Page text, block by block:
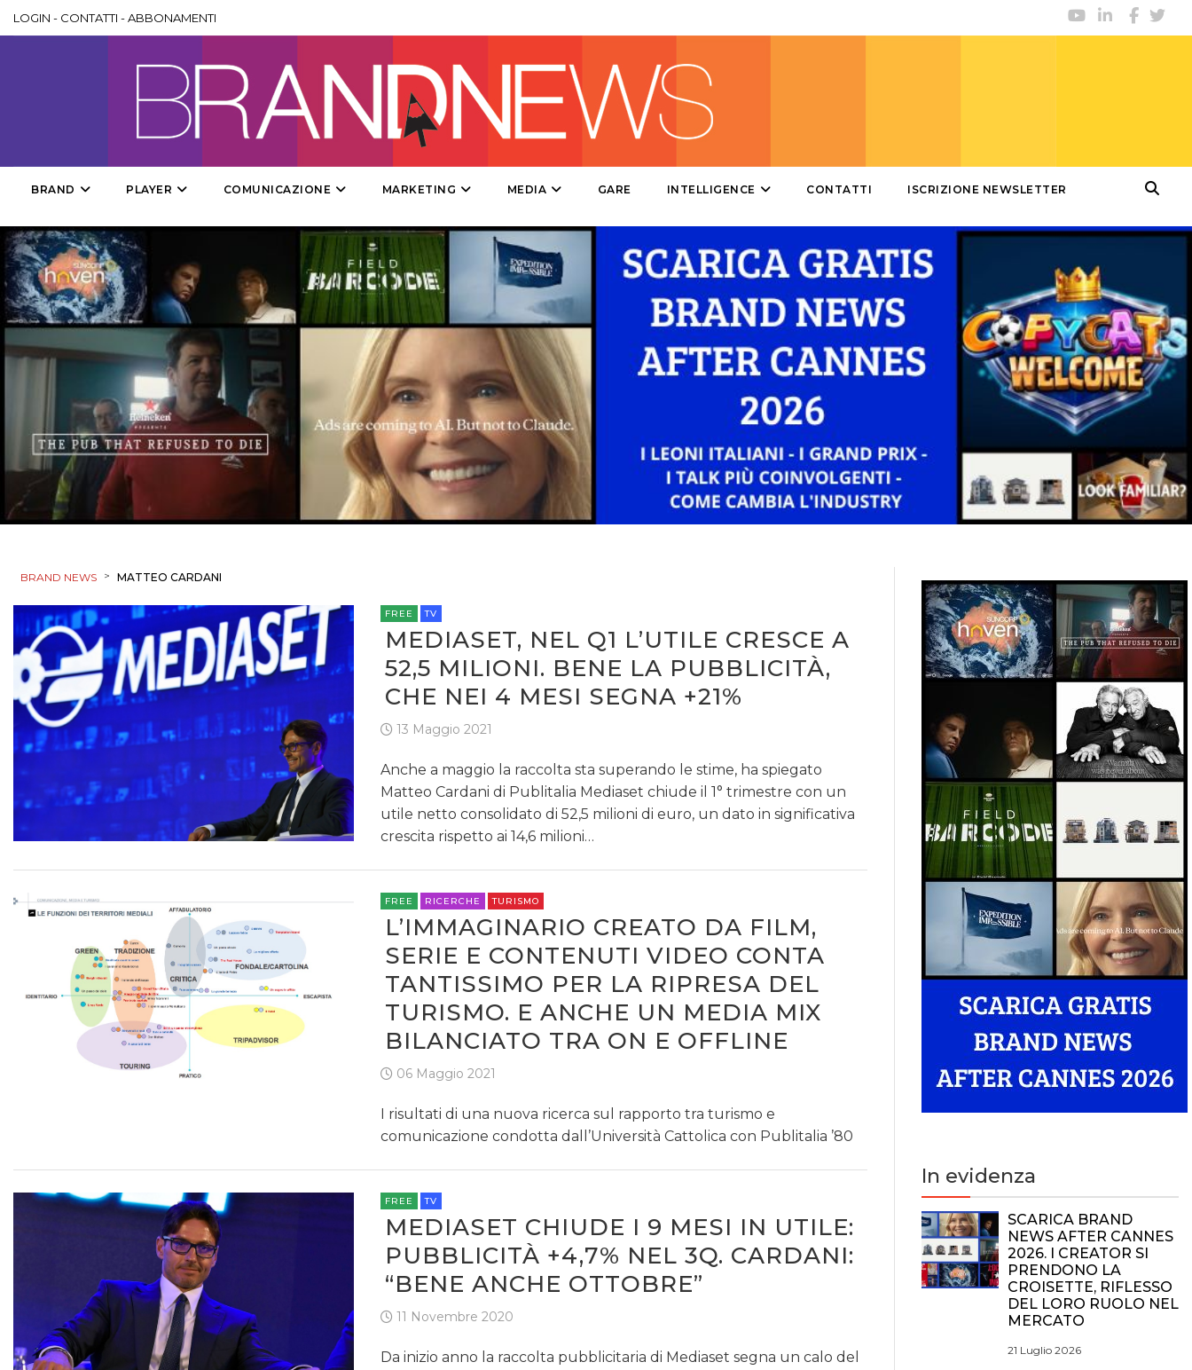
RICERCHE
NORMATIVE
TREND
CASE HISTORY
OPINIONI
LOGIN - CONTATTI -ABBONAMENTI
BRAND PLAYER COMUNICAZIONE MARKETING MEDIA GARE INTELLIGENCE CONTATTI ISCRIZIONE NEWSLETTER
BRAND NEWS > MATTEO CARDANI
FREE TV
MEDIASET, NEL Q1 L’UTILE CRESCE A
52,5 MILIONI. BENE LA PUBBLICITÀ,
CHE NEI 4 MESI SEGNA +21%
13 Maggio 2021
Anche a maggio la raccolta sta superando le stime, ha spiegato
Matteo Cardani di Publitalia Mediaset chiude il 1° trimestre con un
utile netto consolidato di 52,5 milioni di euro, un dato in significativa
crescita rispetto ai 14,6 milioni…
FREE RICERCHE TURISMO
L’IMMAGINARIO CREATO DA FILM,
SERIE E CONTENUTI VIDEO CONTA
TANTISSIMO PER LA RIPRESA DEL
TURISMO. E ANCHE UN MEDIA MIX
BILANCIATO TRA ON E OFFLINE
06 Maggio 2021
I risultati di una nuova ricerca sul rapporto tra turismo e
comunicazione condotta dall’Università Cattolica con Publitalia ’80
FREE TV
MEDIASET CHIUDE I 9 MESI IN UTILE:
PUBBLICITÀ +4,7% NEL 3Q. CARDANI:
“BENE ANCHE OTTOBRE”
11 Novembre 2020
Da inizio anno la raccolta pubblicitaria di Mediaset segna un calo del
In evidenza
SCARICA BRAND
NEWS AFTER CANNES
2026. I CREATOR SI
PRENDONO LA
CROISETTE, RIFLESSO
DEL LORO RUOLO NEL
MERCATO
21 Luglio 2026